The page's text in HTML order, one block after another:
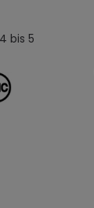
bis 5